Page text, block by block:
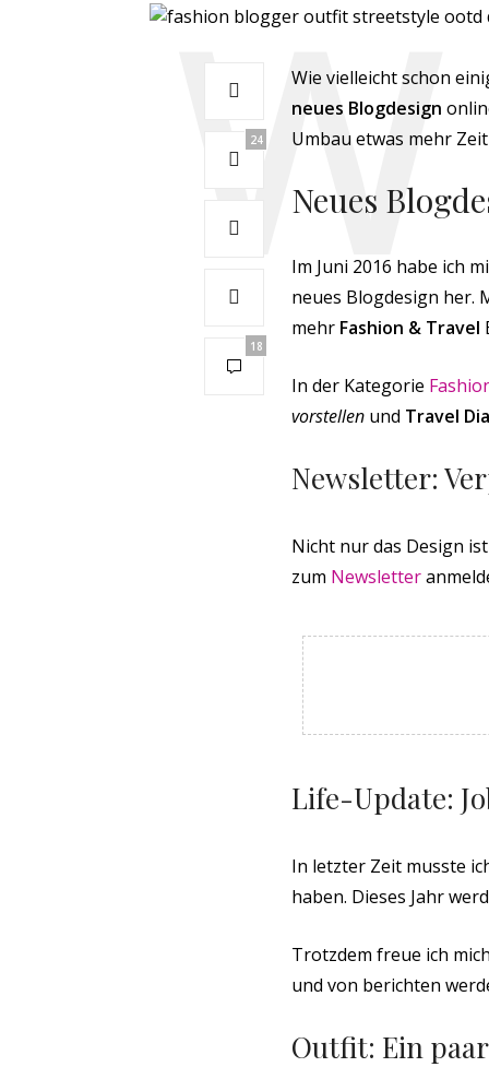
24
18
Wie vielleicht schon
neues Blogdesign
Umbau etwas mehr
Neues
Im Juni 2016 habe ich
neues Blogdesign her.
mehr Fashion & Travel
In der Kategorie
vorstellen und Travel
Newsletter:
Nicht nur das Design ist
zum Newsletter
Life-Update:
In letzter Zeit musste
haben. Dieses Jahr
Trotzdem freue ich
und von berichten
Outfit: Ein